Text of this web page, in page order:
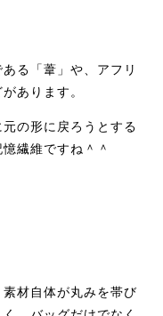
る「葦」や、アフリ
あります。
の形に戻ろうとする
繊維ですね＾＾
材自体が丸みを帯び